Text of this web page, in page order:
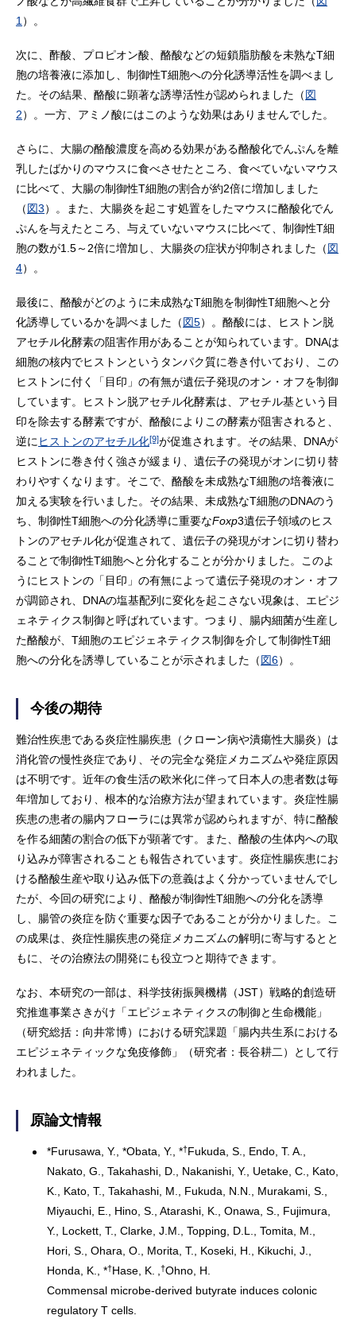
1 ）。
次に、酢酸、プロピオン酸、酪酸などの短鎖脂肪酸を未熟なT細
胞の培養液に添加し、制御性T細胞への分化誘導活性を調べまし
た。その結果、酪酸に顕著な誘導活性が認められました（図
2）。一方、アミノ酸にはこのような効果はありませんでした。
さらに、大腸の酪酸濃度を高める効果がある酪酸化でんぷんを離
乳したばかりのマウスに食べさせたところ、食べていないマウス
に比べて、大腸の制御性T細胞の割合が約2倍に増加しました
（図3）。また、大腸炎を起こす処置をしたマウスに酪酸化でん
ぷんを与えたところ、与えていないマウスに比べて、制御性T細
胞の数が1.5～2倍に増加し、大腸炎の症状が抑制されました（図
4）。
最後に、酪酸がどのように未成熟なT細胞を制御性T細胞へと分
化誘導しているかを調べました（図5）。酪酸には、ヒストン脱
アセチル化酵素の阻害作用があることが知られています。DNAは
細胞の核内でヒストンというタンパク質に巻き付いており、この
ヒストンに付く「目印」の有無が遺伝子発現のオン・オフを制御
しています。ヒストン脱アセチル化酵素は、アセチル基という目
印を除去する酵素ですが、酪酸によりこの酵素が阻害されると、
逆に ヒストンのアセチル化[9]が促進されます。その結果、DNAが
ヒストンに巻き付く強さが緩まり、遺伝子の発現がオンに切り替
わりやすくなります。そこで、酪酸を未成熟なT細胞の培養液に
加える実験を行いました。その結果、未成熟なT細胞のDNAのう
ち、制御性T細胞への分化誘導に重要なFoxp3遺伝子領域のヒス
トンのアセチル化が促進されて、遺伝子の発現がオンに切り替わ
ることで制御性T細胞へと分化することが分かりました。このよ
うにヒストンの「目印」の有無によって遺伝子発現のオン・オフ
が調節され、DNAの塩基配列に変化を起こさない現象は、エピジ
ェネティクス制御と呼ばれています。つまり、腸内細菌が生産し
た酪酸が、T細胞のエピジェネティクス制御を介して制御性T細
胞への分化を誘導していることが示されました（図6）。
今後の期待
難治性疾患である炎症性腸疾患（クローン病や潰瘍性大腸炎）は
消化管の慢性炎症であり、その完全な発症メカニズムや発症原因
は不明です。近年の食生活の欧米化に伴って日本人の患者数は毎
年増加しており、根本的な治療方法が望まれています。炎症性腸
疾患の患者の腸内フローラには異常が認められますが、特に酪酸
を作る細菌の割合の低下が顕著です。また、酪酸の生体内への取
り込みが障害されることも報告されています。炎症性腸疾患にお
ける酪酸生産や取り込み低下の意義はよく分かっていませんでし
たが、今回の研究により、酪酸が制御性T細胞への分化を誘導
し、腸管の炎症を防ぐ重要な因子であることが分かりました。こ
の成果は、炎症性腸疾患の発症メカニズムの解明に寄与するとと
もに、その治療法の開発にも役立つと期待できます。
なお、本研究の一部は、科学技術振興機構（JST）戦略的創造研
究推進事業さきがけ「エピジェネティクスの制御と生命機能」
（研究総括：向井常博）における研究課題「腸内共生系における
エピジェネティックな免疫修飾」（研究者：長谷耕二）として行
われました。
原論文情報
*Furusawa, Y., *Obata, Y., *†Fukuda, S., Endo, T. A.,
Nakato, G., Takahashi, D., Nakanishi, Y., Uetake, C., Kato,
K., Kato, T., Takahashi, M., Fukuda, N.N., Murakami, S.,
Miyauchi, E., Hino, S., Atarashi, K., Onawa, S., Fujimura,
Y., Lockett, T., Clarke, J.M., Topping, D.L., Tomita, M.,
Hori, S., Ohara, O., Morita, T., Koseki, H., Kikuchi, J.,
Honda, K., *†Hase, K. ,†Ohno, H.
Commensal microbe-derived butyrate induces colonic
regulatory T cells.